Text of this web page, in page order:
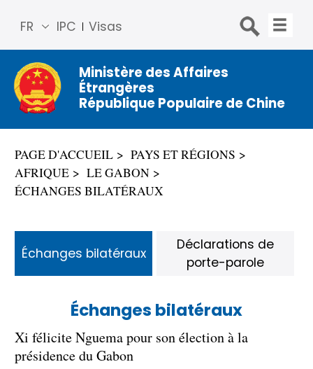
IPC Visas
FR
简体
中文
Engli
sh
Русс
Espa
ñol
Ministère des Affaires
Étrangères
République Populaire de Chine
PAGE D'ACCUEIL
PAYS ET RÉGIONS
AFRIQUE
LE GABON
ÉCHANGES BILATÉRAUX
Échanges bilatéraux
Xi félicite Nguema pour son élection à la
présidence du Gabon
Échanges bilatéraux
Déclarations de
porte-parole